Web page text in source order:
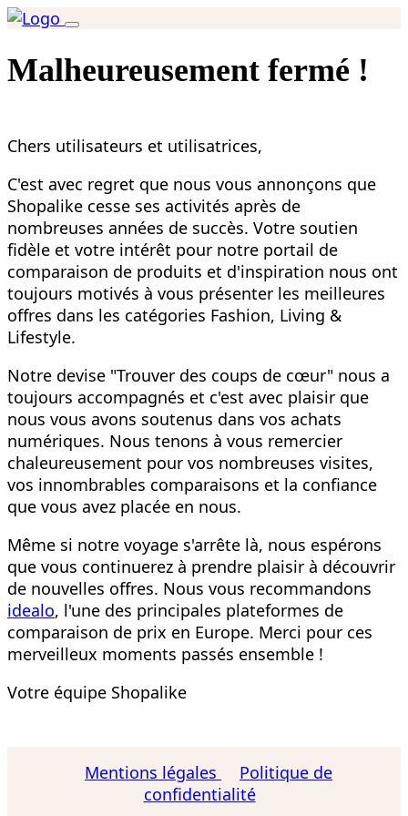
Malheureusement fermé !
Chers utilisateurs et utilisatrices,
C'est avec regret que nous vous annonçons que
Shopalike cesse ses activités après de
nombreuses années de succès. Votre soutien
fidèle et votre intérêt pour notre portail de
comparaison de produits et d'inspiration nous ont
toujours motivés à vous présenter les meilleures
offres dans les catégories Fashion, Living &
Lifestyle.
Notre devise "Trouver des coups de cœur" nous a
toujours accompagnés et c'est avec plaisir que
nous vous avons soutenus dans vos achats
numériques. Nous tenons à vous remercier
chaleureusement pour vos nombreuses visites,
vos innombrables comparaisons et la confiance
que vous avez placée en nous.
Même si notre voyage s'arrête là, nous espérons
que vous continuerez à prendre plaisir à découvrir
de nouvelles offres. Nous vous recommandons
idealo, l'une des principales plateformes de
comparaison de prix en Europe. Merci pour ces
merveilleux moments passés ensemble !
Votre équipe Shopalike
Mentions légales
Politique de
confidentialité